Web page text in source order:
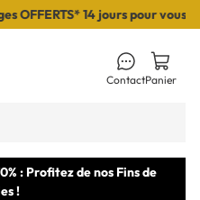
14 jours pour vous
ContactPanier
: Profitez de nos Fins de
!